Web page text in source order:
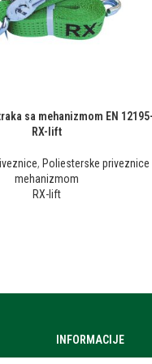
sa mehanizmom EN
RX-lift
, Poliesterske priveznice
mehanizmom
RX-lift
INFORMACIJE